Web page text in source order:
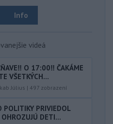
Info
videá
O 17:00‼️ ČAKÁME
VŠETKÝCH...
Július | 497 zobrazení
POLITIKY PRIVIEDOL
DETI...